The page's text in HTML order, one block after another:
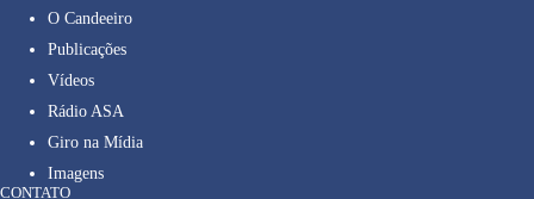
O Candeeiro
Publicações
Vídeos
Rádio ASA
Giro na Mídia
Imagens
CONTATO